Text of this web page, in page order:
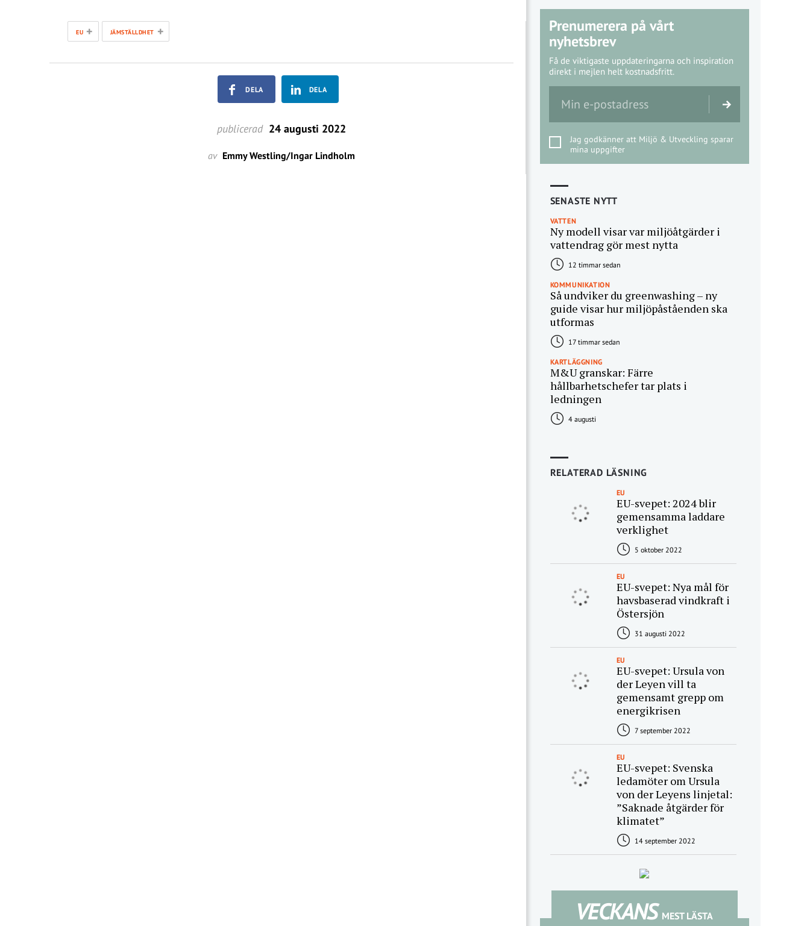
EU + JÄMSTÄLLDHET +
DELA DELA
publicerad 24 augusti 2022
av Emmy Westling/Ingar Lindholm
Prenumerera på vårt
nyhetsbrev
Få de viktigaste uppdateringarna och inspiration
direkt i mejlen helt kostnadsfritt.
Jag godkänner att Miljö & Utveckling sparar
mina uppgifter
SENASTE NYTT
VATTEN
Ny modell visar var miljöåtgärder i
vattendrag gör mest nytta
12 timmar sedan
KOMMUNIKATION
Så undviker du greenwashing – ny
guide visar hur miljöpåståenden ska
utformas
17 timmar sedan
KARTLÄGGNING
M&U granskar: Färre
hållbarhetschefer tar plats i
ledningen
4 augusti
RELATERAD LÄSNING
EU
EU-svepet: 2024 blir
gemensamma laddare
verklighet
5 oktober 2022
EU
EU-svepet: Nya mål för
havsbaserad vindkraft i
Östersjön
31 augusti 2022
EU
EU-svepet: Ursula von
der Leyen vill ta
gemensamt grepp om
energikrisen
7 september 2022
EU
EU-svepet: Svenska
ledamöter om Ursula
von der Leyens linjetal:
”Saknade åtgärder för
klimatet”
14 september 2022
VECKANS MEST LÄSTA